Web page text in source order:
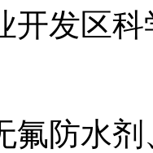
开发区
氟防水